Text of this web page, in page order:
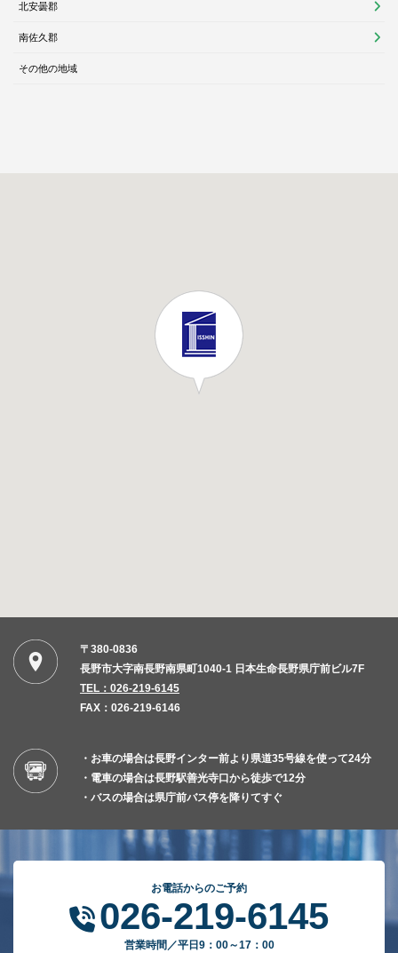
北安曇郡
南佐久郡
その他の地域
〒380-0836
長野市大字南長野南県町1040-1 日本生命長野県庁前ビル7F
TEL：026-219-6145
FAX：026-219-6146
・お車の場合は長野インター前より県道35号線を使って24分
・電車の場合は長野駅善光寺口から徒歩で12分
・バスの場合は県庁前バス停を降りてすぐ
お電話からのご予約
026-219-6145
営業時間／平日9：00～17：00